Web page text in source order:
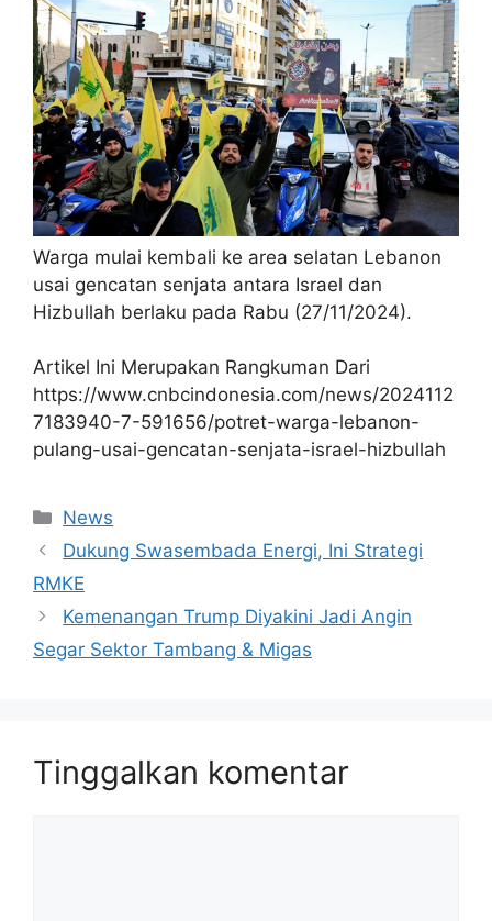
Warga mulai kembali ke area selatan Lebanon
usai gencatan senjata antara Israel dan
Hizbullah berlaku pada Rabu (27/11/2024).
Artikel Ini Merupakan Rangkuman Dari
https://www.cnbcindonesia.com/news/2024112
7183940-7-591656/potret-warga-lebanon-
pulang-usai-gencatan-senjata-israel-hizbullah
Kategori
News
Dukung Swasembada Energi, Ini Strategi
RMKE
Kemenangan Trump Diyakini Jadi Angin
Segar Sektor Tambang & Migas
Tinggalkan komentar